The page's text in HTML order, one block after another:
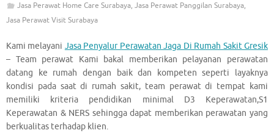
Jasa Perawat Home Care Surabaya, Jasa Perawat Panggilan Surabaya,
Jasa Perawat Visit Surabaya
Kami melayani Jasa Penyalur Perawatan Jaga Di Rumah Sakit Gresik
– Team perawat Kami bakal memberikan pelayanan perawatan
datang ke rumah dengan baik dan kompeten seperti layaknya
kondisi pada saat di rumah sakit, team perawat di tempat kami
memiliki kriteria pendidikan minimal D3 Keperawatan,S1
Keperawatan & NERS sehingga dapat memberikan perawatan yang
berkualitas terhadap klien.